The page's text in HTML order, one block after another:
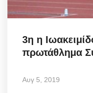
3η η
πρωτάθλημα
Αυγ 5, 2019